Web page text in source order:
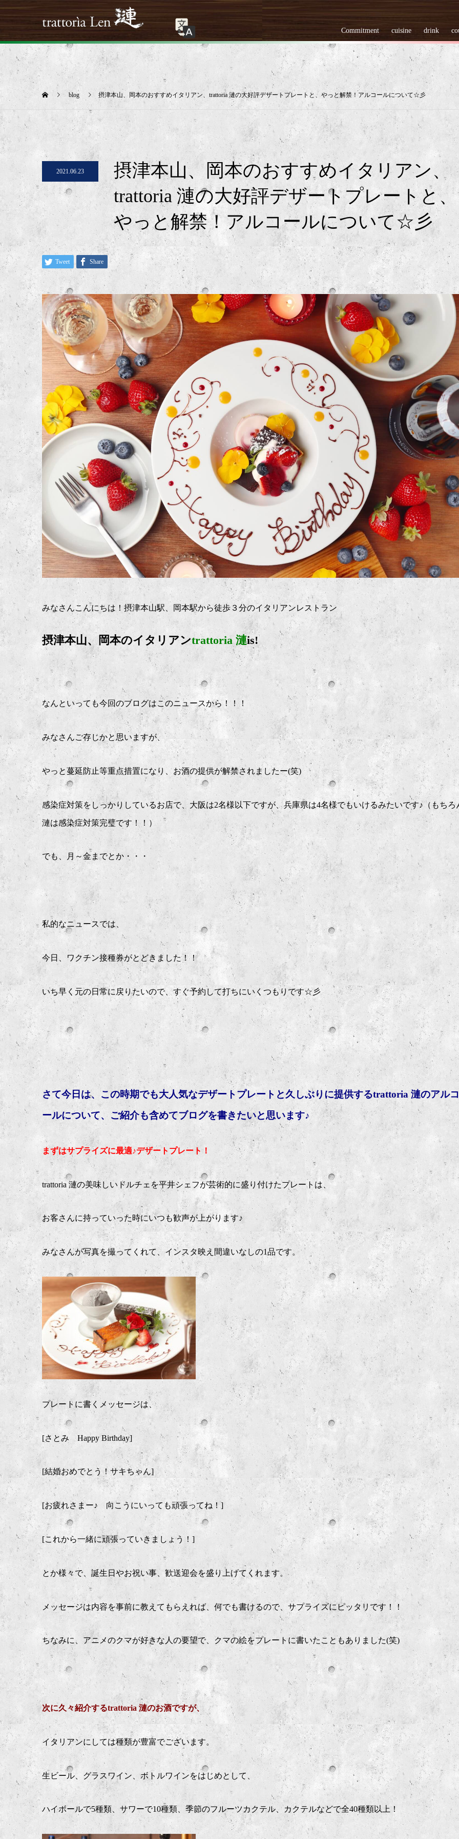
Commitment cuisine drink
blog 摂津本山、岡本のおすすめイタリアン、trattoria 漣の大好評デザートプレートと、やっと解禁！アルコールについて☆彡
2021.06.23
摂津本山、岡本のおすすめイタリアン、
trattoria 漣の大好評デザートプレートと、
やっと解禁！アルコールについて☆彡
Tweet Share
みなさんこんにちは！摂津本山駅、岡本駅から徒歩３分のイタリアンレストラン
摂津本山、岡本のイタリアンtrattoria 漣is!
なんといっても今回のブログはこのニュースから！！！
みなさんご存じかと思いますが、
やっと蔓延防止等重点措置になり、お酒の提供が解禁されましたー(笑)
感染症対策をしっかりしているお店で、大阪は2名様以下ですが、兵庫県は4名様でもいけるみたいです♪（もちろ
漣は感染症対策完璧です！！ ）
でも、月～金までとか・・・
私的なニュースでは、
今日、ワクチン接種券がとどきました！！
いち早く元の日常に戻りたいので、すぐ予約して打ちにいくつもりです☆彡
さて今日は、この時期でも大人気なデザートプレートと久しぶりに提供するtrattoria 漣のアルコ
ールについて、ご紹介も含めてブログを書きたいと思います♪
まずはサプライズに最適♪デザートプレート！
trattoria 漣の美味しいドルチェを平井シェフが芸術的に盛り付けたプレートは、
お客さんに持っていった時にいつも歓声が上がります♪
みなさんが写真を撮ってくれて、インスタ映え間違いなしの1品です。
プレートに書くメッセージは、
[さとみ Happy Birthday]
[結婚おめでとう！サキちゃん]
[お疲れさまー♪ 向こうにいっても頑張ってね！]
[これから一緒に頑張っていきましょう！]
とか様々で、誕生日やお祝い事、歓送迎会を盛り上げてくれます。
メッセージは内容を事前に教えてもらえれば、何でも書けるので、サプライズにピッタリです！！
ちなみに、アニメのクマが好きな人の要望で、クマの絵をプレートに書いたこともありました(笑)
次に久々紹介するtrattoria 漣のお酒ですが、
イタリアンにしては種類が豊富でございます。
生ビール、グラスワイン、ボトルワインをはじめとして、
ハイボールで5種類、サワーで10種類、季節のフルーツカクテル、カクテルなどで全40種類以上！